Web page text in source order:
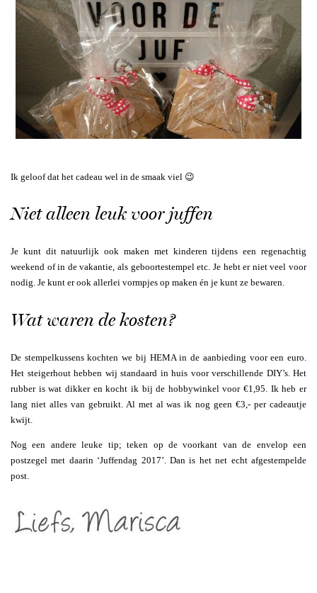
Ik geloof dat het cadeau wel in de smaak viel 😉
Niet alleen leuk voor juffen
Je kunt dit natuurlijk ook maken met kinderen tijdens een regenachtig
weekend of in de vakantie, als geboortestempel etc. Je hebt er niet veel voor
nodig. Je kunt er ook allerlei vormpjes op maken én je kunt ze bewaren.
Wat waren de kosten?
De stempelkussens kochten we bij HEMA in de aanbieding voor een euro.
Het steigerhout hebben wij standaard in huis voor verschillende DIY’s. Het
rubber is wat dikker en kocht ik bij de hobbywinkel voor €1,95. Ik heb er
lang niet alles van gebruikt. Al met al was ik nog geen €3,- per cadeautje
kwijt.
Nog een andere leuke tip; teken op de voorkant van de envelop een
postzegel met daarin ‘Juffendag 2017’. Dan is het net echt afgestempelde
post.